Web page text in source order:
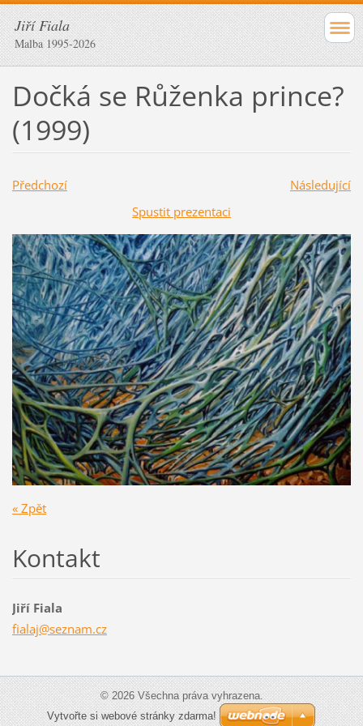
Jiří Fiala
Malba 1995-2026
Dočká se Růženka prince?
(1999)
Předchozí
Následující
Spustit prezentaci
« Zpět
Kontakt
Jiří Fiala
fialaj@seznam.cz
© 2026 Všechna práva vyhrazena.
Vytvořte si webové stránky zdarma!